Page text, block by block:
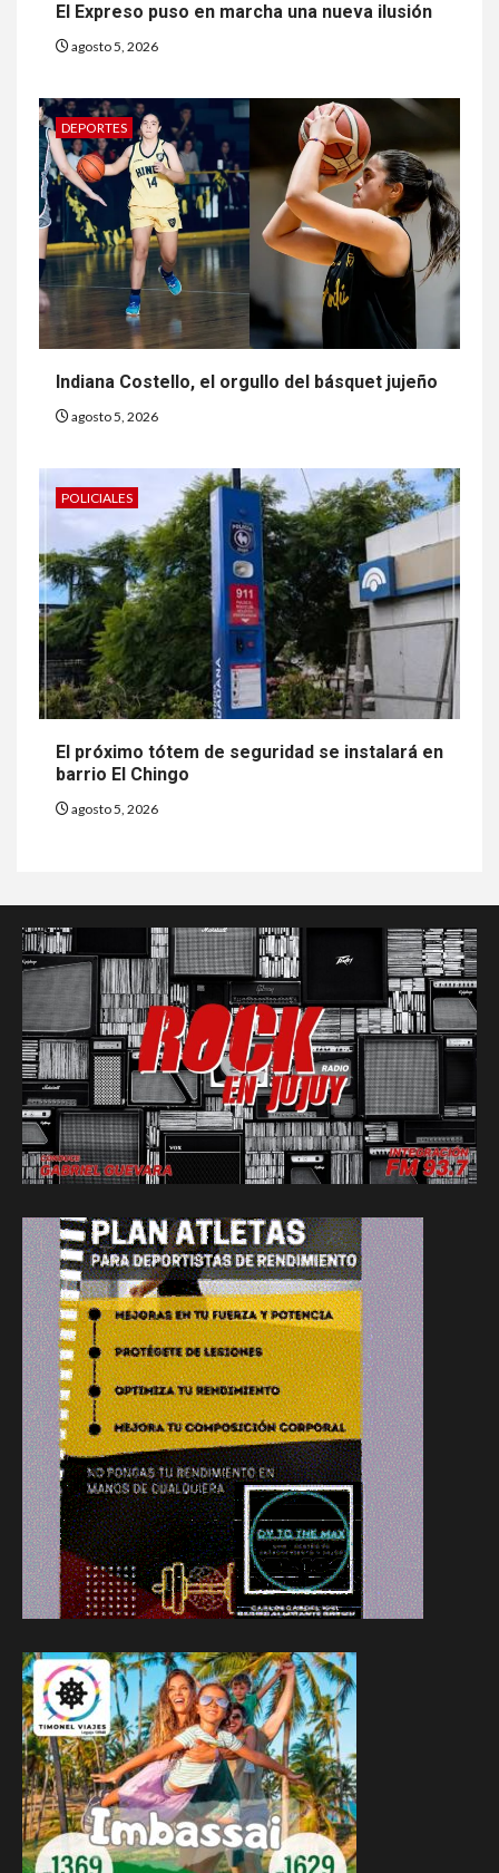
El Expreso puso en marcha una nueva ilusión
agosto 5, 2026
DEPORTES
Indiana Costello, el orgullo del básquet jujeño
agosto 5, 2026
POLICIALES
El próximo tótem de seguridad se instalará en
barrio El Chingo
agosto 5, 2026